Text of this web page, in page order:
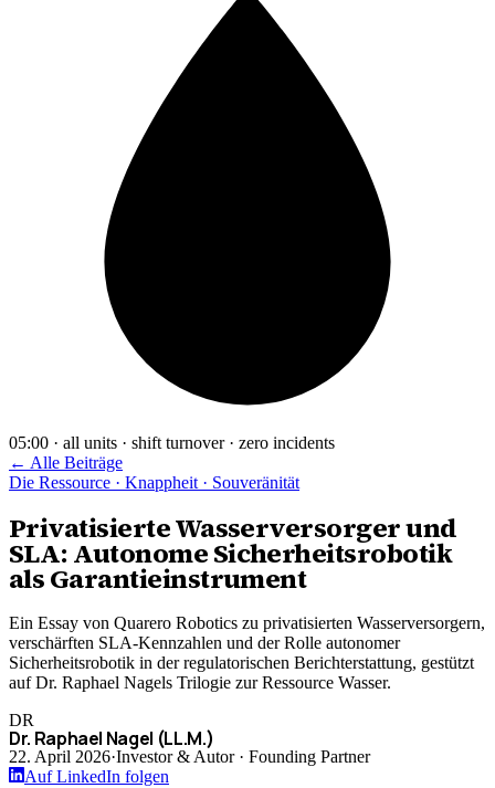
05:00 · all units · shift turnover · zero incidents
← Alle Beiträge
Die Ressource · Knappheit · Souveränität
Privatisierte Wasserversorger und
SLA: Autonome Sicherheitsrobotik
als Garantieinstrument
Ein Essay von Quarero Robotics zu privatisierten Wasserversorgern,
verschärften SLA-Kennzahlen und der Rolle autonomer
Sicherheitsrobotik in der regulatorischen Berichterstattung, gestützt
auf Dr. Raphael Nagels Trilogie zur Ressource Wasser.
DR
Dr. Raphael Nagel (LL.M.)
22. April 2026·Investor & Autor · Founding Partner
Auf LinkedIn folgen